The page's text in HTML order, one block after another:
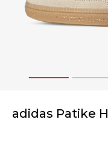
1 2
adidas Patike